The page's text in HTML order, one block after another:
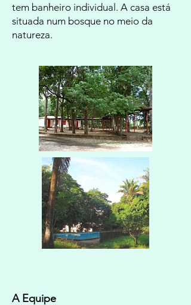
tem banheiro individual. A casa está
situada num bosque no meio da
natureza.
A Equipe